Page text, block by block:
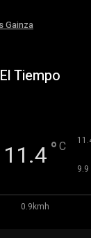
Gainza
El Tiempo
11.4 ° C
9.9
0.9kmh